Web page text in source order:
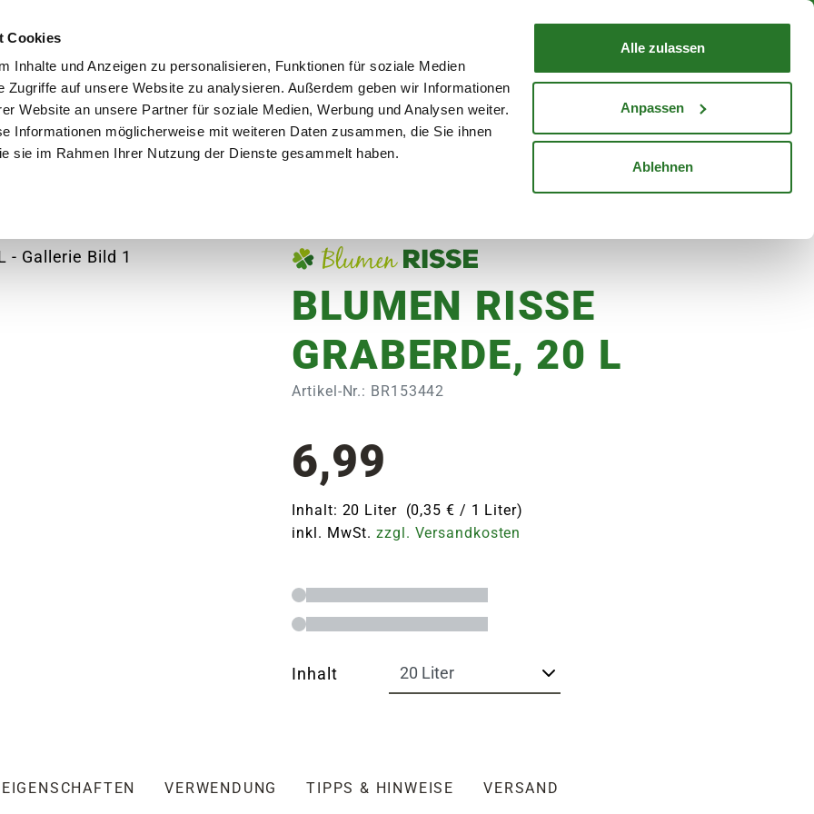
Cookies
Inhalte und Anzeigen zu personalisieren, Funktionen für soziale Medien
Zugriffe auf unsere Website zu analysieren. Außerdem geben wir Informationen
Website an unsere Partner für soziale Medien, Werbung und Analysen weiter.
Informationen möglicherweise mit weiteren Daten zusammen, die Sie ihnen
sie im Rahmen Ihrer Nutzung der Dienste gesammelt haben.
Alle zulassen
Anpassen
Ablehnen
Mein KontoStandorte
WARENKORB
Garten Aktuelles Ratgeber Gutscheine Karriere
BLUMEN RISSE
GRABERDE, 20 L
Artikel-Nr.: BR153442
6,99
Inhalt: 20 Liter (0,35 € / 1 Liter)
inkl. MwSt.zzgl. Versandkosten
Inhalt
EIGENSCHAFTEN VERWENDUNG TIPPS & HINWEISE VERSAND